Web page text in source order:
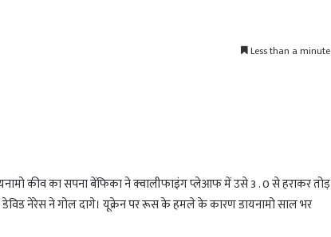
Less than a minute
कीव का सपना बेंफिका ने क्वालीफाइंग प्लेआफ में उसे 3 . 0 से हराकर तोड़
नेरेस ने गोल दागे। यूक्रेन पर रूस के हमले के कारण डायनामो साल भर